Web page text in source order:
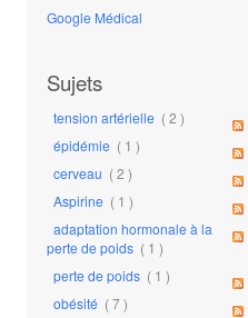
Google Médical
Sujets
tension artérielle ( 2 )
épidémie ( 1 )
cerveau ( 2 )
Aspirine ( 1 )
adaptation hormonale à la
perte de poids ( 1 )
perte de poids ( 1 )
obésité ( 7 )